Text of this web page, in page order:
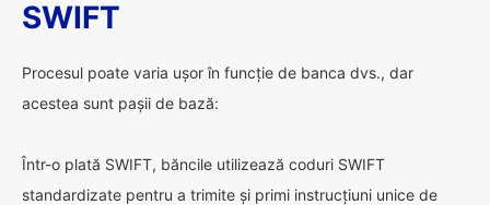
SWIFT
Procesul poate varia ușor în funcție de banca dvs., dar
acestea sunt pașii de bază:
Într-o plată SWIFT, băncile utilizează coduri SWIFT
standardizate pentru a trimite și primi instrucțiuni unice de